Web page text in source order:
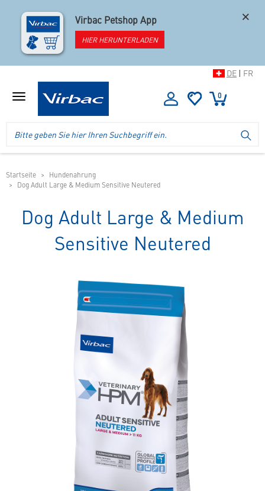
Virbac Petshop App
HIER HERUNTERLADEN
×
DE | FR
Menü
Virbac
Ihr
Shop
Tierfutter
0
Header
mobilen
Shop
Startseite
Hundenahrung
Dog Adult Large & Medium Sensitive Neutered
Dog Adult Large & Medium
Sensitive Neutered